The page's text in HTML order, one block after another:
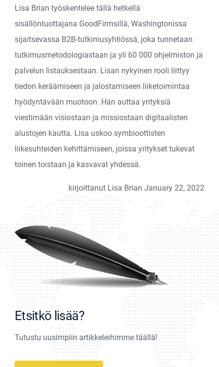
Lisa Brian työskentelee tällä hetkellä
sisällöntuottajana GoodFirmsillä, Washingtonissa
sijaitsevassa B2B-tutkimusyhtiössä, joka tunnetaan
tutkimusmetodologiastaan ja yli 60 000 ohjelmiston ja
palvelun listauksestaan. Lisan nykyinen rooli liittyy
tiedon keräämiseen ja jalostamiseen liiketoimintaa
hyödyntävään muotoon. Hän auttaa yrityksiä
viestimään visiostaan ja missiostaan digitaalisten
alustojen kautta. Lisa uskoo symbioottisten
liikesuhteiden kehittämiseen, joissa yritykset tukevat
toinen toistaan ja kasvavat yhdessä.
kirjoittanut Lisa Brian January 22, 2022
Etsitkö lisää?
Tutustu uusimpiin artikkeleihimme täällä!